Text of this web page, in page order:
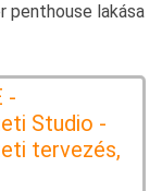
penthouse lakása
-
Studio -
tervezés,